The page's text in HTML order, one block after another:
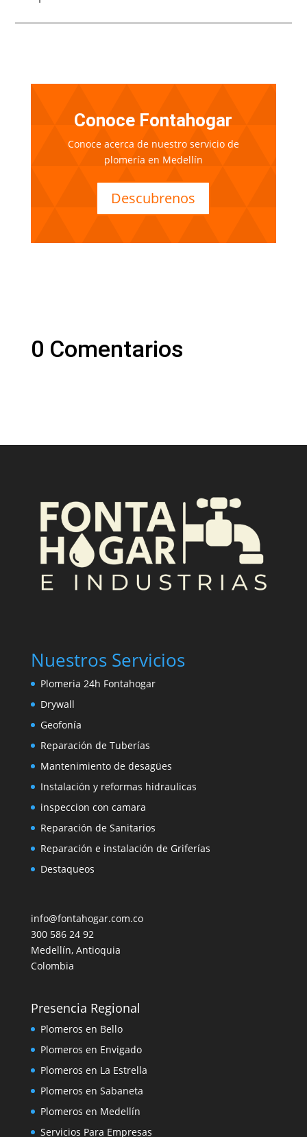
Conoce Fontahogar
Conoce acerca de nuestro servicio de
plomería en Medellín
Descubrenos
0 Comentarios
Nuestros Servicios
Plomeria 24h Fontahogar
Drywall
Geofonía
Reparación de Tuberías
Mantenimiento de desagües
Instalación y reformas hidraulicas
inspeccion con camara
Reparación de Sanitarios
Reparación e instalación de Griferías
Destaqueos
info@fontahogar.com.co
300 586 24 92
Medellín, Antioquia
Colombia
Presencia Regional
Plomeros en Bello
Plomeros en Envigado
Plomeros en La Estrella
Plomeros en Sabaneta
Plomeros en Medellín
Servicios Para Empresas